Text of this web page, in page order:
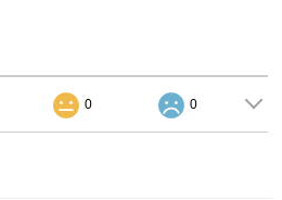
0 0